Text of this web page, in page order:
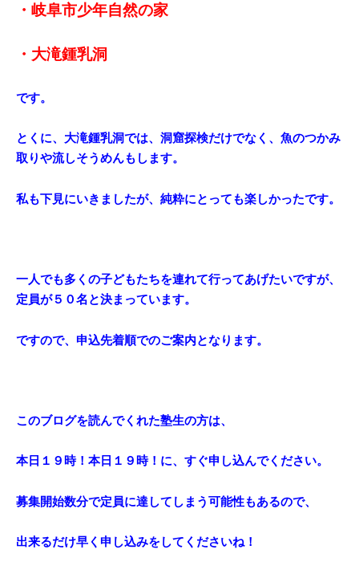
・岐阜市少年自然の家
・大滝鍾乳洞
です。
とくに、大滝鍾乳洞では、洞窟探検だけでなく、魚のつかみ
取りや流しそうめんもします。
私も下見にいきましたが、純粋にとっても楽しかったです。
一人でも多くの子どもたちを連れて行ってあげたいですが、
定員が５０名と決まっています。
ですので、申込先着順でのご案内となります。
このブログを読んでくれた塾生の方は、
本日１９時！本日１９時！に、すぐ申し込んでください。
募集開始数分で定員に達してしまう可能性もあるので、
出来るだけ早く申し込みをしてくださいね！